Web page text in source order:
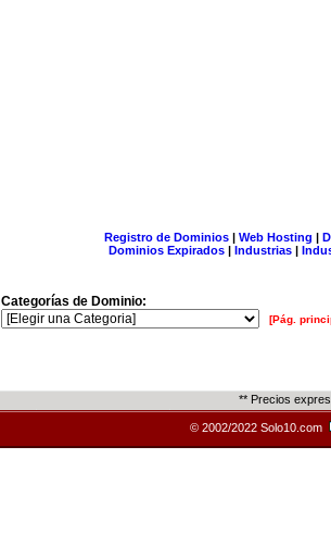
Registro de Dominios| Web Hosting |
Dominios Expirados | Industrias |
Categorías de Dominio:
[Pág.
** Precios
© 2002/2022 Solo10.com